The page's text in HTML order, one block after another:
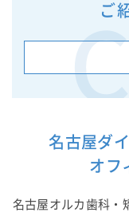
ご
名古屋ダ
オフ
名古屋オルカ歯科・